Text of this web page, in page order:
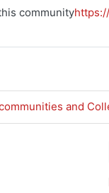
community
and